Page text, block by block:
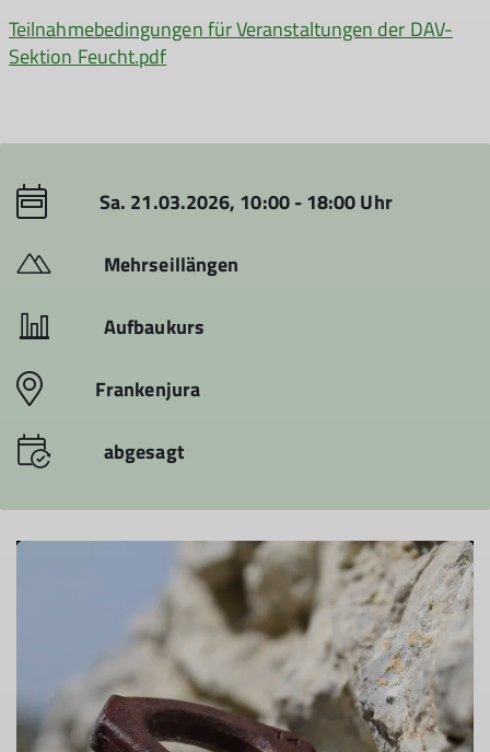
Teilnahmebedingungen für Veranstaltungen der DAV-
Sektion Feucht.pdf
Sa. 21.03.2026, 10:00 - 18:00 Uhr
Mehrseillängen
Aufbaukurs
Frankenjura
abgesagt